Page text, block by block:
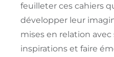
feuilleter ces cahiers
développer leur
mises en relation
inspirations et faire